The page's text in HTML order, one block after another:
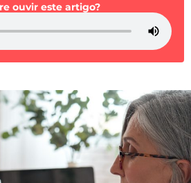
ouvir este artigo?